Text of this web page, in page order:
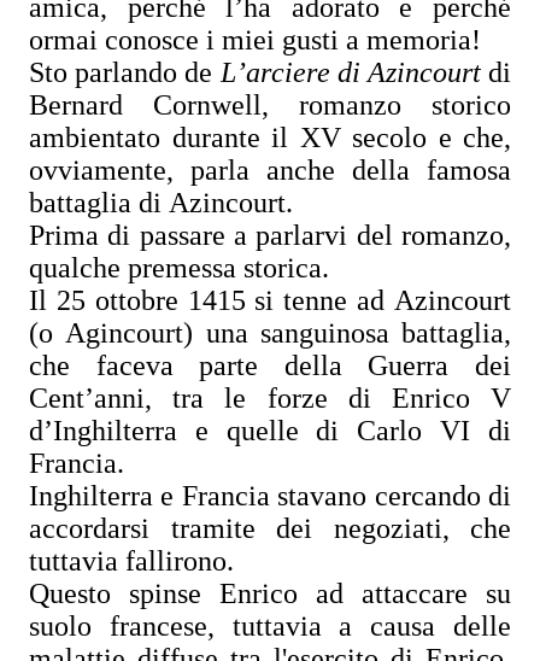
amica, perché l’ha adorato e perché
ormai conosce i miei gusti a memoria!
Sto parlando de L’arciere di Azincourtdi
Bernard Cornwell, romanzo storico
ambientato durante il XV secolo e che,
ovviamente, parla anche della famosa
battaglia di Azincourt.
Prima di passare a parlarvi del romanzo,
qualche premessa storica.
Il 25 ottobre 1415 si tenne ad Azincourt
(o Agincourt) una sanguinosa battaglia,
che faceva parte della Guerra dei
Cent’anni, tra le forze di Enrico V
d’Inghilterra e quelle di Carlo VI di
Francia.
Inghilterra e Francia stavano cercando di
accordarsi tramite dei negoziati, che
tuttavia fallirono.
Questo spinse Enrico ad attaccare su
suolo francese, tuttavia a causa delle